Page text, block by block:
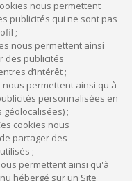
nous permettent
publicités qui ne sont pas
;
nous permettent ainsi
des publicités
d’intérêt ;
nous permettent ainsi qu'à
personnalisées en
;
cookies nous
partager des
;
permettent ainsi qu'à
hébergé sur un Site